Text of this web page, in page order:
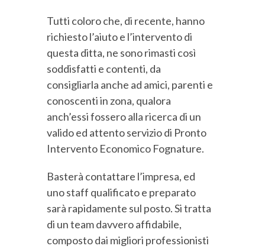
Tutti coloro che, di recente, hanno
richiesto l’aiuto e l’intervento di
questa ditta, ne sono rimasti così
soddisfatti e contenti, da
consigliarla anche ad amici, parenti e
conoscenti in zona, qualora
anch’essi fossero alla ricerca di un
valido ed attento servizio di Pronto
Intervento Economico Fognature.
Basterà contattare l’impresa, ed
uno staff qualificato e preparato
sarà rapidamente sul posto. Si tratta
di un team davvero affidabile,
composto dai migliori professionisti